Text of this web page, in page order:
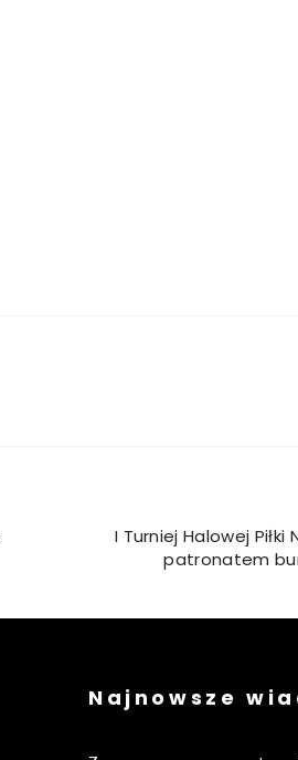
I Turniej Halowej
patronatem
Najnowsze